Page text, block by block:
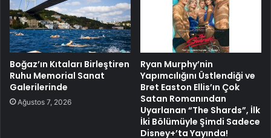
Boğaz’ın Kıtaları Birleştiren
Ruhu Memorial Sanat
Galerilerinde
Ağustos 7, 2026
Ryan Murphy’nin
Yapımcılığını Üstlendiği ve
Bret Easton Ellis’ın Çok
Satan Romanından
Uyarlanan “The Shards”, İlk
İki Bölümüyle Şimdi Sadece
Disney+’ta Yayında!